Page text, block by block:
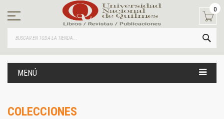
contenido
0
MENÚ
COLECCIONES